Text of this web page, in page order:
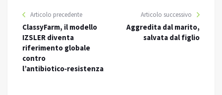
Articolo precedente
ClassyFarm, il modello
IZSLER diventa
riferimento globale
contro
l’antibiotico‑resistenza
Articolo successivo
Aggredita dal marito,
salvata dal figlio